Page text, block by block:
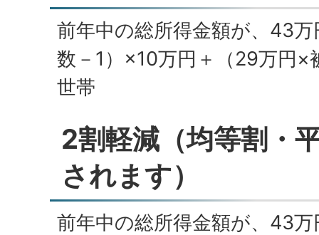
前年中の総所得金額が、43
数－1）×10万円＋（29万円×
世帯
2割軽減（均等割・
されます）
前年中の総所得金額が、43